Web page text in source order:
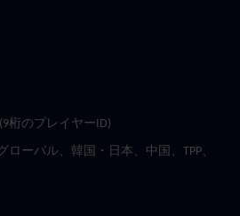
(9桁のプレイヤーID)
ローバル、韓国・日本、中国、TPP、